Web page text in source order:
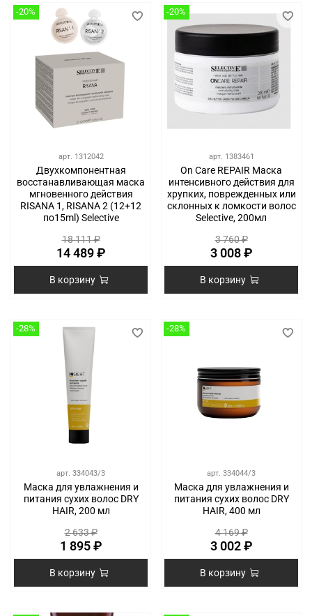
-20%
арт. 1312042
Двухкомпонентная
восстанавливающая маска
мгновенного действия
RISANA 1, RISANA 2 (12+12
по15ml) Selective
18 111 ₽
14 489 ₽
В корзину
-20%
арт. 1383461
On Care REPAIR Маска
интенсивного действия для
хрупких, поврежденных или
склонных к ломкости волос
Selective, 200мл
3 760 ₽
3 008 ₽
В корзину
-28%
арт. 334043/3
Маска для увлажнения и
питания сухих волос DRY
HAIR, 200 мл
2 633 ₽
1 895 ₽
В корзину
-28%
арт. 334044/3
Маска для увлажнения и
питания сухих волос DRY
HAIR, 400 мл
4 169 ₽
3 002 ₽
В корзину